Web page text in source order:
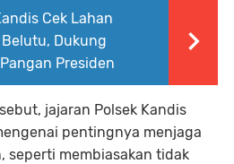
Cek Lahan
Dukung
Presiden
jajaran Polsek Kandis
pentingnya menjaga
seperti membiasakan tidak